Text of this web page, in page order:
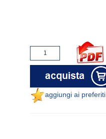
aggiungi ai preferiti